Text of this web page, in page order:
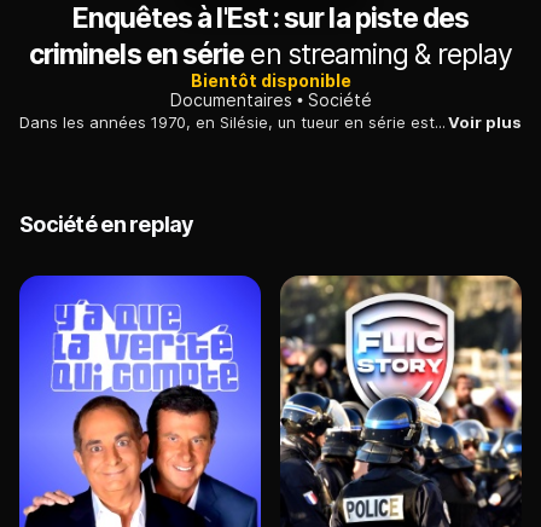
Enquêtes à l'Est : sur la piste des
criminels en série en streaming & replay
Bientôt disponible
Documentaires
Société
Dans les années 1970, en Silésie, un tueur en série est arrêté et exécuté. Le doute plane cependant : était-il vraiment l'auteur de ces faits macabres ?Voir plus
Société en replay